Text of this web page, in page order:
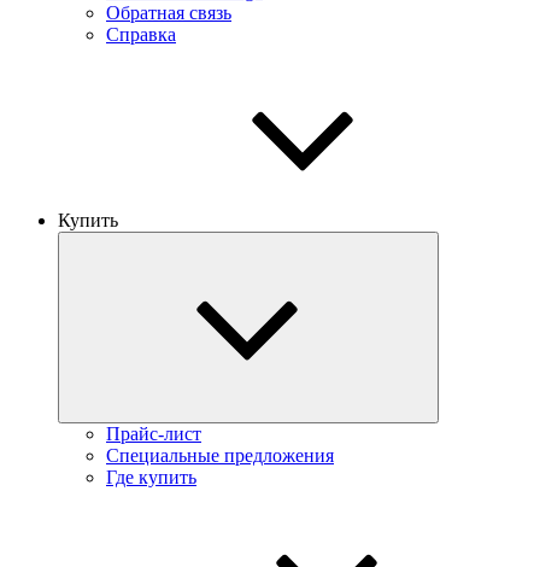
Обратная связь
Справка
Купить
Прайс-лист
Специальные предложения
Где купить